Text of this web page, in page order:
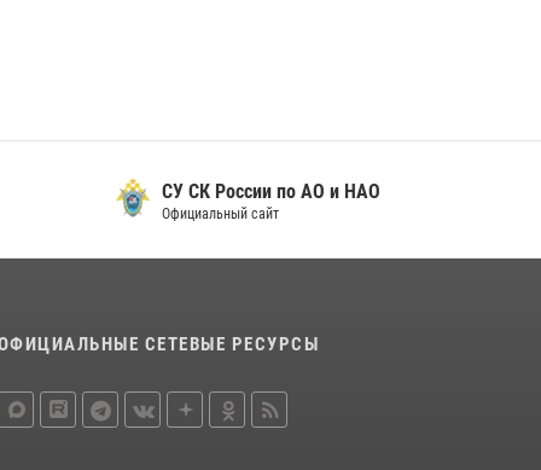
СУ СК России по АО и НАО
Официальный сайт
СЕТЕВЫЕ РЕСУРСЫ